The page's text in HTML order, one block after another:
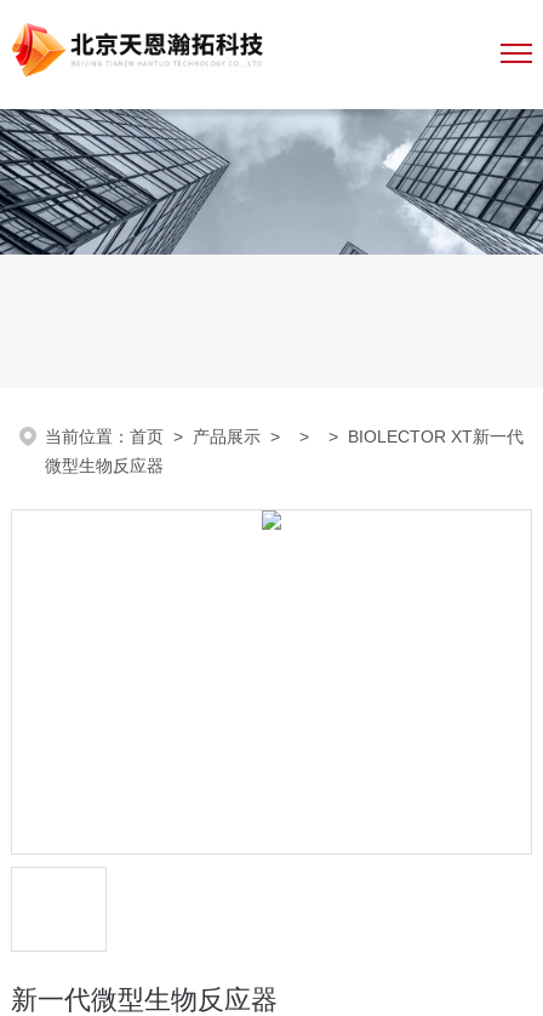
当前位置：首页 > 产品展示 > > > BIOLECTOR XT新一代
微型生物反应器
新一代微型生物反应器